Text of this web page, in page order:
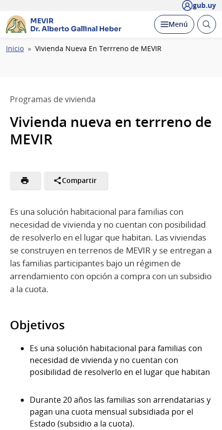
gub.uy
MEVIR
Dr. Alberto Gallinal Heber
Desplegar
Menú Abrir
Ruta
Inicio Vivienda Nueva En Terrreno de MEVIR
Programas de vivienda
Vivienda nueva en terrreno de
MEVIR
Compartir
Es una solución habitacional para familias con
necesidad de vivienda y no cuentan con posibilidad
de resolverlo en el lugar que habitan. Las viviendas
se construyen en terrenos de MEVIR y se entregan a
las familias participantes bajo un régimen de
arrendamiento con opción a compra con un subsidio
a la cuota.
Objetivos
Es una solución habitacional para familias con
necesidad de vivienda y no cuentan con
posibilidad de resolverlo en el lugar que habitan
Durante 20 años las familias son arrendatarias y
pagan una cuota mensual subsidiada por el
Estado (subsidio a la cuota).